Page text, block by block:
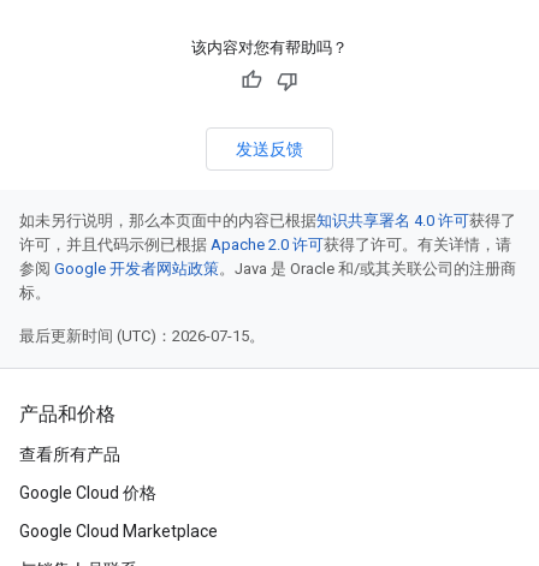
该内容对您有帮助吗？
发送反馈
如未另行说明，那么本页面中的内容已根据知识共享署名 4.0 许可获得了
许可，并且代码示例已根据 Apache 2.0 许可获得了许可。有关详情，请
参阅 Google 开发者网站政策。Java 是 Oracle 和/或其关联公司的注册商
标。
最后更新时间 (UTC)：2026-07-15。
产品和价格
查看所有产品
Google Cloud 价格
Google Cloud Marketplace